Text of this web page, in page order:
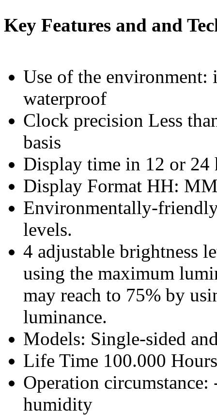
Key Features and and
Use of the environment:
waterproof
Clock precision Less
basis
Display time in 12 or 24
Display Format HH:
Environmentally-
levels.
4 adjustable brightness
using the maximum
may reach to 75% by
luminance.
Models: Single-sided
Life Time 100.000 Hours
Operation
humidity